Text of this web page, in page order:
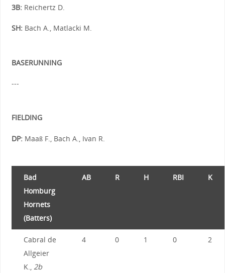
3B:Reichertz D.
SH:Bach A., Matlacki M.
BASERUNNING
---
FIELDING
DP:Maaß F., Bach A., Ivan R.
Bad
Homburg
Hornets
(Batters)
AB R H RBI K
Cabral de
Allgeier
K., 2b
4 0 1 0 2